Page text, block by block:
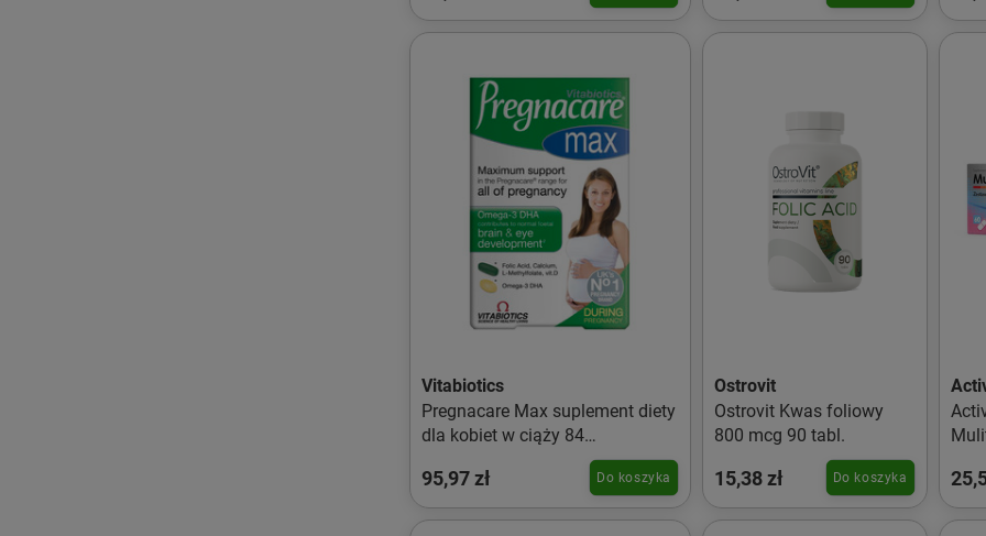
Vitabiotics
Pregnacare Max suplement diety
dla kobiet w ciąży 84
95,97 zł Do koszyka
Ostrovit
Ostrovit Kwas foliowy
800 mcg 90 tabl.
15,38 zł Do koszyka